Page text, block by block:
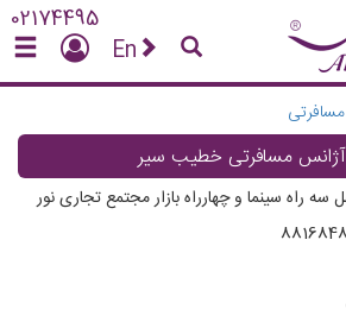
02174495
En
آژانس مسافرتی خطیب سیر
راه سینما و چهارراه بازار مجتمع تجاری نور